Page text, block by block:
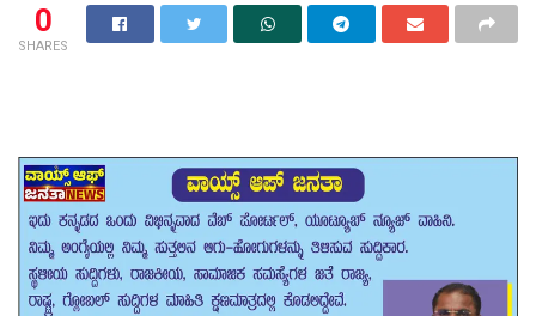
0
SHARES